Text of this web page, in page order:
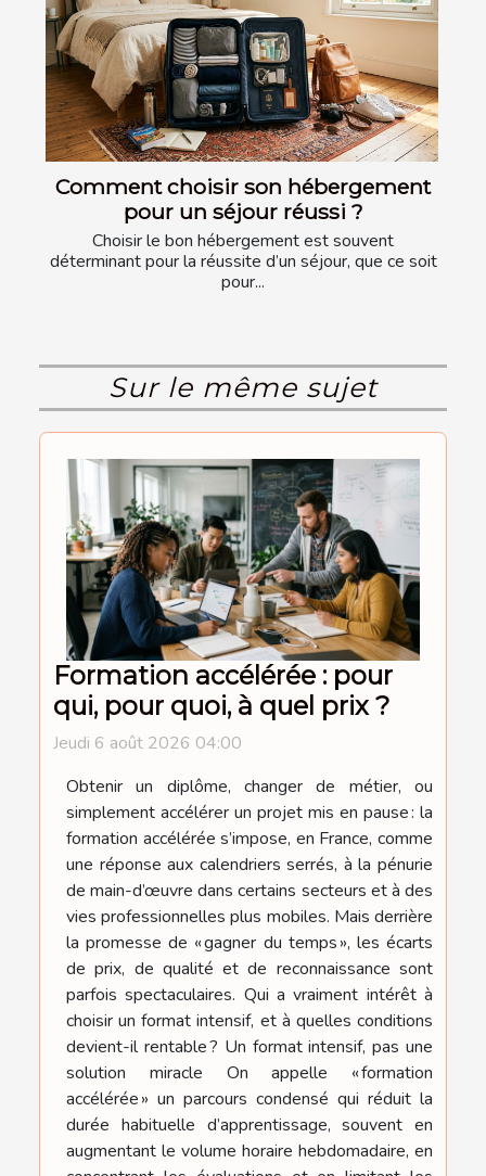
Comment choisir son hébergement
pour un séjour réussi ?
Choisir le bon hébergement est souvent
déterminant pour la réussite d’un séjour, que ce soit
pour...
Sur le même sujet
Formation accélérée : pour
qui, pour quoi, à quel prix ?
Jeudi 6 août 2026 04:00
Obtenir un diplôme, changer de métier, ou
simplement accélérer un projet mis en pause : la
formation accélérée s’impose, en France, comme
une réponse aux calendriers serrés, à la pénurie
de main-d’œuvre dans certains secteurs et à des
vies professionnelles plus mobiles. Mais derrière
la promesse de « gagner du temps », les écarts
de prix, de qualité et de reconnaissance sont
parfois spectaculaires. Qui a vraiment intérêt à
choisir un format intensif, et à quelles conditions
devient-il rentable ? Un format intensif, pas une
solution miracle On appelle « formation
accélérée » un parcours condensé qui réduit la
durée habituelle d’apprentissage, souvent en
augmentant le volume horaire hebdomadaire, en